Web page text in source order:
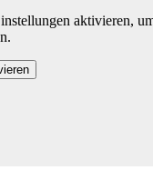
aktivieren,